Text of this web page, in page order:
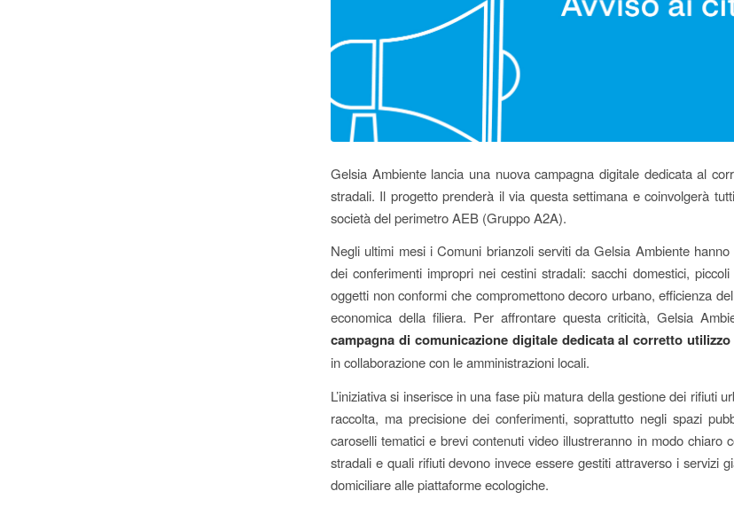
Gelsia Ambiente lancia una nuova campagna digitale dedicata al
stradali. Il progetto prenderà il via questa settimana e coinvolgerà
società del perimetro AEB (Gruppo A2A).
Negli ultimi mesi i Comuni brianzoli serviti da Gelsia Ambiente
dei conferimenti impropri nei cestini stradali: sacchi domestici,
oggetti non conformi che compromettono decoro urbano, efficienza
economica della filiera. Per affrontare questa criticità, Gelsia
campagna di comunicazione digitale dedicata al corretto
in collaborazione con le amministrazioni locali.
L’iniziativa si inserisce in una fase più matura della gestione dei rifiuti
raccolta, ma precisione dei conferimenti, soprattutto negli spazi
caroselli tematici e brevi contenuti video illustreranno in modo chiaro
stradali e quali rifiuti devono invece essere gestiti attraverso i servizi
domiciliare alle piattaforme ecologiche.